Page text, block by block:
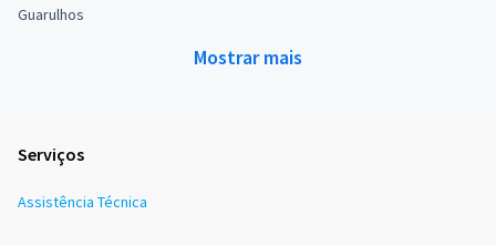
Guarulhos
Mostrar mais
Serviços
Assistência Técnica